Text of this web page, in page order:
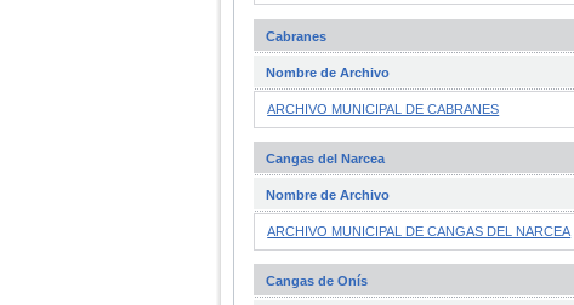
Cabranes
Nombre de Archivo
ARCHIVO MUNICIPAL DE CABRANES
Cangas del Narcea
Nombre de Archivo
ARCHIVO MUNICIPAL DE CANGAS DEL NARCEA
Cangas de Onís